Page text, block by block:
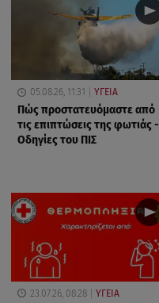
05.08.26, 11:31 ΥΓΕΙΑ
Πώς προστατευόμαστε από
τις επιπτώσεις της φωτιάς -
Οδηγίες του ΠΙΣ
23.07.26, 08:28 ΥΓΕΙΑ